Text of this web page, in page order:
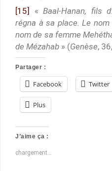
[15]
«Baal-Hanan, fils
régna à sa place. Le
nom de sa femme
de Mézahab » (Genèse,
Partager :
Facebook Twitter
Plus
J’aime ça :
chargement…